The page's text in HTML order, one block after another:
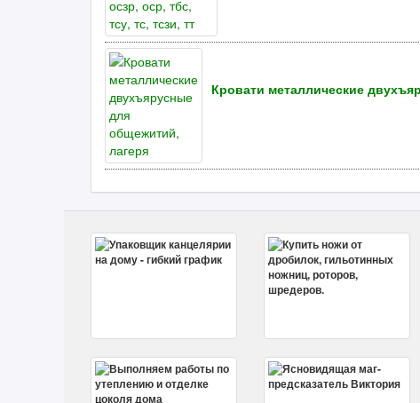
Кровати металлические